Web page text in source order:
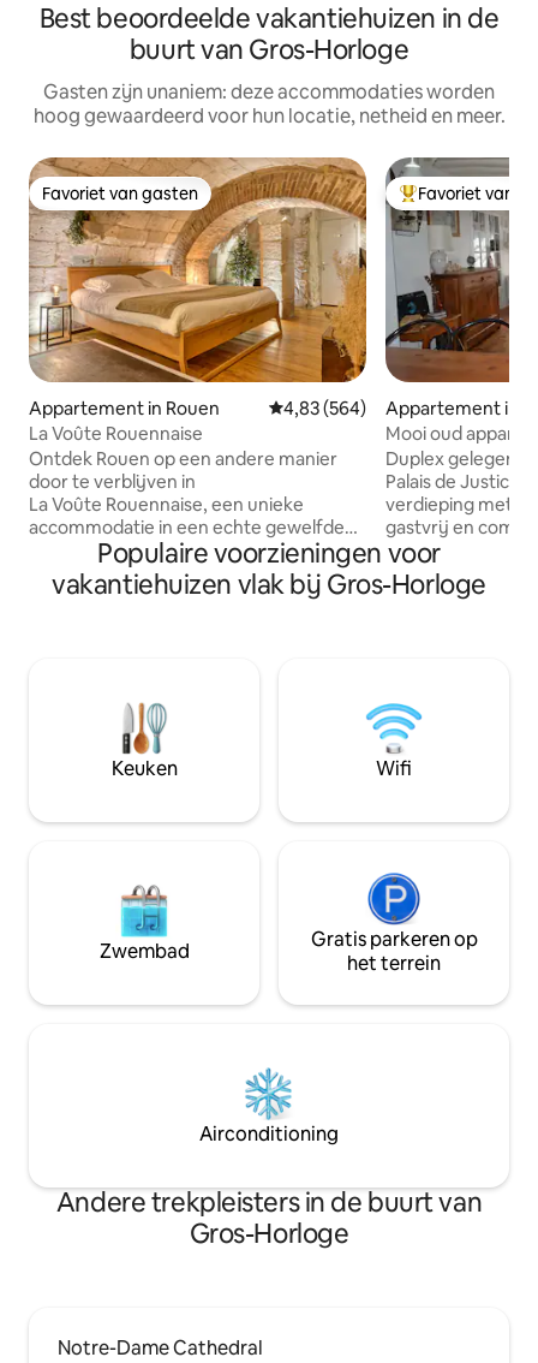
Best beoordeelde vakantiehuizen in de
buurt van Gros-Horloge
Gasten zijn unaniem: deze accommodaties worden
hoog gewaardeerd voor hun locatie, netheid en meer.
Favoriet van gasten
Favoriet van gasten
Appartement in Rouen Gemiddelde beoordeling van
4,83 (564)
La Voûte Rouennaise
Ontdek Rouen op een andere manier
door te verblijven in
La Voûte Rouennaise, een unieke
accommodatie in een echte gewelfde
stenen kelder, in het hart van het
historische centrum. Op wandelafstand
van de Place du Vieux-Marché en de
een cultureel uitstapje in Normandië.
Een buitengewone ervaring te midden
van het erfgoed van Rouen.
Accommodatie goedgekeurd door het
Topfavoriet van
Favoriet van
Appartement in
Mooi oud
van Rouen
Duplex gelegen
Palais de Justice
verdieping met
gastvrij en
aan een rustige
minuten van het
Milieuvriendelijke
milieuvriendelijke
Populaire voorzieningen voor
vakantiehuizen vlak bij Gros-Horloge
Keuken Wifi
Zwembad
Gratis parkeren op
het terrein
Airconditioning
Andere trekpleisters in de buurt van
Gros-Horloge
Notre-Dame Cathedral